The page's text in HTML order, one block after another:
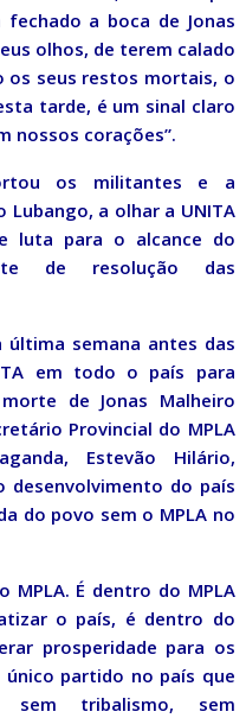
a boca de Jonas
olhos, de terem calado
os seus restos mortais, o
tarde, é um sinal claro
nossos corações”.
os militantes e a
a olhar a UNITA
luta para o alcance do
de resolução das
última semana antes das
em todo o país para
de Jonas Malheiro
Provincial do MPLA
Estevão Hilário,
desenvolvimento do país
do povo sem o MPLA no
MPLA. É dentro do MPLA
o país, é dentro do
prosperidade para os
único partido no país que
tribalismo, sem